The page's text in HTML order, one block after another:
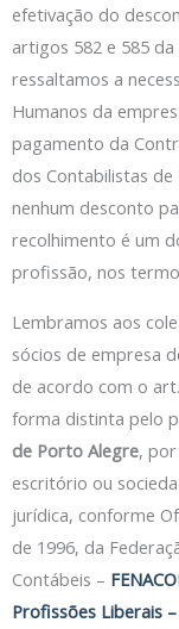
efetivação do
artigos 582 e 585
ressaltamos a
Humanos da
pagamento da
dos Contabilistas
nenhum desconto
recolhimento é um
profissão, nos
Lembramos aos
sócios de empresa
de acordo com o
forma distinta pelo
de Porto Alegre,
escritório ou
jurídica, conforme
de 1996, da
Contábeis –
Profissões Liberais –